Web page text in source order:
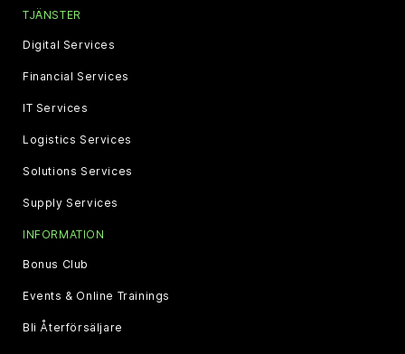
TJÄNSTER
Digital Services
Financial Services
IT Services
Logistics Services
Solutions Services
Supply Services
INFORMATION
Bonus Club
Events & Online Trainings
Bli Återförsäljare